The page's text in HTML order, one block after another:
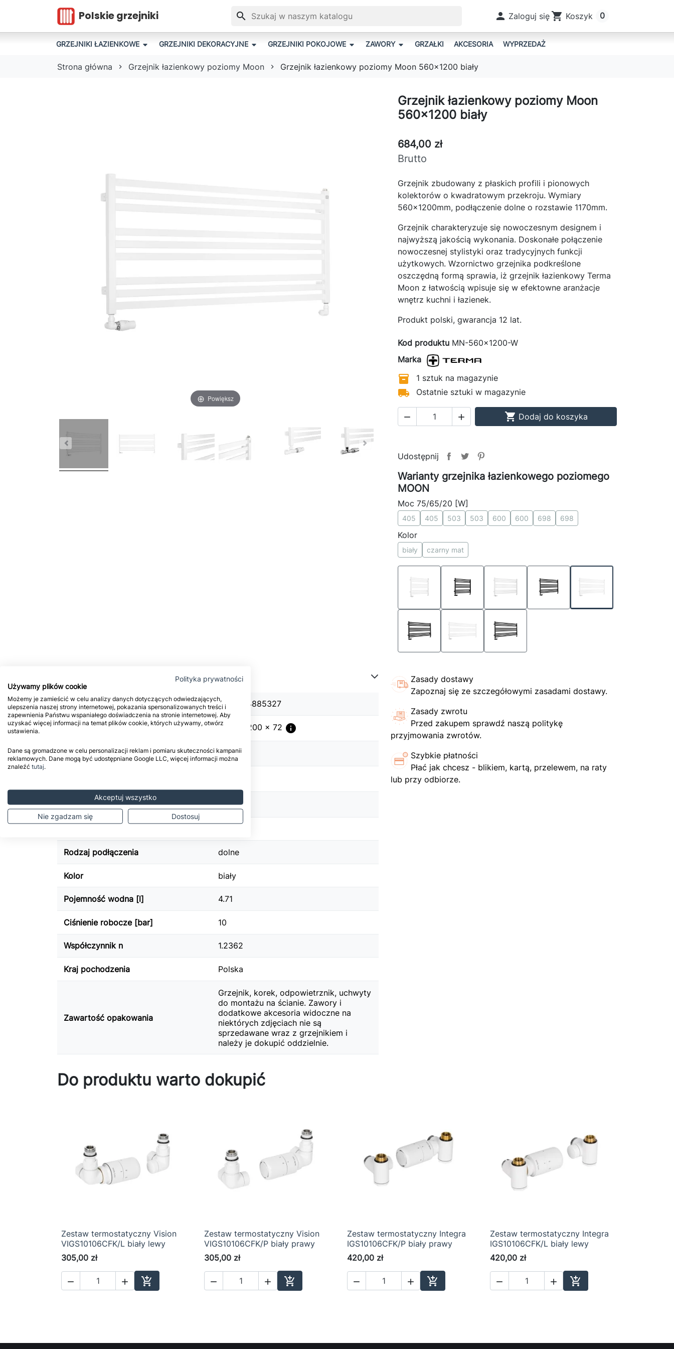
Polskie grzejniki  Zaloguj się shopping_cart Koszyk 0
search
GRZEJNIKI ŁAZIENKOWE
MOON LEDA
FEN
BENNY
TEBE
GRZEJNIKI DEKORACYJNE
SAMUM CHARLIE MAXIM
SIROCCO 2
GRZEJNIKI POKOJOWE
GRZEJNIKI POKOJOWE PŁASKIE
Wysokiej jakości grzejniki pokojowe z płaskim frontem. Produkt w całości
wyprodukowany w Polsce. Element grzejny to sprawdzony i niezwykle trwały
grzejnik panelowy firmy Perfexim, natomiast gładki stalowy ekran powstał w
firmie Instal-projekt z wykorzystaniem najnowocześniejszych laserów
przemysłowych. Grzejniki dostępne w kolorze białym i czarnym z
podłączeniem z prawej lub z lewej strony.
ZAWORY
ZESTAW TERMOSTATYCZNY VARIO TERM VISION
ZESTAW TERMOSTATYCZNY SCHLOSSER ELEGANT
PRZYŁĄCZA JEDNOOTWOROWE SCHLOSSER
GRZAŁKI AKCESORIA WYPRZEDAŻ
Strona główna Grzejnik łazienkowy poziomy Moon Grzejnik łazienkowy poziomy Moon 560x1200 biały
Powiększ
Grzejnik łazienkowy poziomy Moon
560x1200 biały
684,00 zł
Brutto
Grzejnik zbudowany z płaskich profili i pionowych
kolektorów o kwadratowym przekroju. Wymiary
560x1200mm, podłączenie dolne o rozstawie 1170mm.
Grzejnik charakteryzuje się nowoczesnym designem i
najwyższą jakością wykonania. Doskonałe połączenie
nowoczesnej stylistyki oraz tradycyjnych funkcji
użytkowych. Wzornictwo grzejnika podkreślone
oszczędną formą sprawia, iż grzejnik łazienkowy Terma
Moon z łatwością wpisuje się w efektowne aranżacje
wnętrz kuchni i łazienek.
Produkt polski, gwarancja 12 lat.
Kod produktu MN-560x1200-W
Marka
 1 sztuk na magazynie
 Ostatnie sztuki w magazynie
   Dodaj do koszyka
Udostępnij
Warianty grzejnika łazienkowego poziomego
MOON
Moc 75/65/20 [W]
405 405 503 503 600 600 698 698
Kolor
biały czarny mat
Zasady dostawy
Zapoznaj się ze szczegółowymi zasadami dostawy.
Zasady zwrotu
Przed zakupem sprawdź naszą politykę
przyjmowania zwrotów.
Szybkie płatności
Płać jak chcesz - blikiem, kartą, przelewem, na raty
lub przy odbiorze.
EAN13 5901804885327
Wymiary [mm] 560 x 1200 x 72 info
Moc 55/45/20 [W] 321info
Moc 90/70/20 [W] 750info
Rodzaj podłączenia dolne
Kolor biały
Pojemność wodna [l] 4.71
Ciśnienie robocze [bar] 10
Współczynnik n 1.2362
Kraj pochodzenia Polska
Zawartość opakowania
Grzejnik, korek, odpowietrznik, uchwyty
do montażu na ścianie. Zawory i
dodatkowe akcesoria widoczne na
niektórych zdjęciach nie są
sprzedawane wraz z grzejnikiem i
należy je dokupić oddzielnie.
Do produktu warto dokupić
 Szybki podgląd
Zestaw termostatyczny Vision
VIGS10106CFK/L biały lewy
305,00 zł
  
Dodaj do koszyka
 Szybki podgląd
Zestaw termostatyczny Vision
VIGS10106CFK/P biały prawy
305,00 zł
  
Dodaj do koszyka
 Szybki podgląd
Zestaw termostatyczny Integra
IGS10106CFK/P biały prawy
420,00 zł
  
Dodaj do koszyka
 Szybki podgląd
Zestaw termostatyczny Integra
IGS10106CFK/L biały lewy
420,00 zł
  
Dodaj do koszyka
Polityka prywatności
Używamy plików cookie
Możemy je zamieścić w celu analizy danych dotyczących odwiedzających,
ulepszenia naszej strony internetowej, pokazania spersonalizowanych treści i
zapewnienia Państwu wspaniałego doświadczenia na stronie internetowej. Aby
uzyskać więcej informacji na temat plików cookie, których używamy, otwórz
ustawienia.
Dane są gromadzone w celu personalizacji reklam i pomiaru skuteczności kampanii
reklamowych. Dane mogą być udostępniane Google LLC, więcej informacji można
znaleźć tutaj.
Akceptuj wszystko
Nie zgadzam się Dostosuj